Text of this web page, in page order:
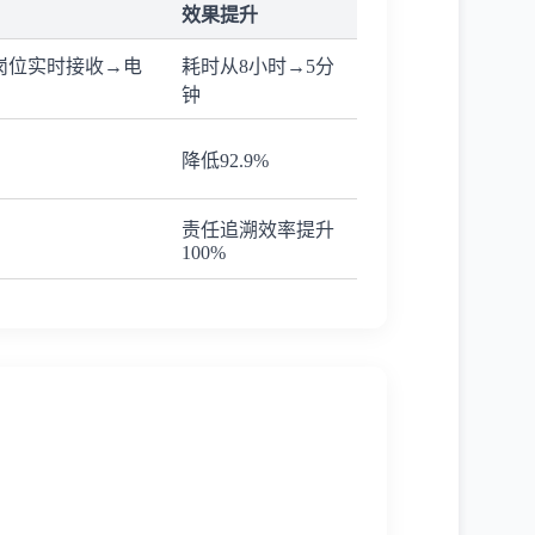
效果提升
位实时接收→电
耗时从8小时→5分
钟
降低92.9%
责任追溯效率提升
100%